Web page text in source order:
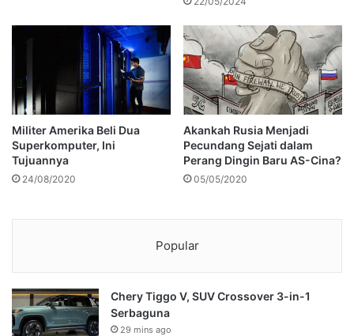
Militer Amerika Beli Dua
Superkomputer, Ini
Tujuannya
24/08/2020
Akankah Rusia Menjadi
Pecundang Sejati dalam
Perang Dingin Baru AS-Cina?
05/05/2020
Popular
Chery Tiggo V, SUV Crossover 3-in-1
Serbaguna
29 mins ago